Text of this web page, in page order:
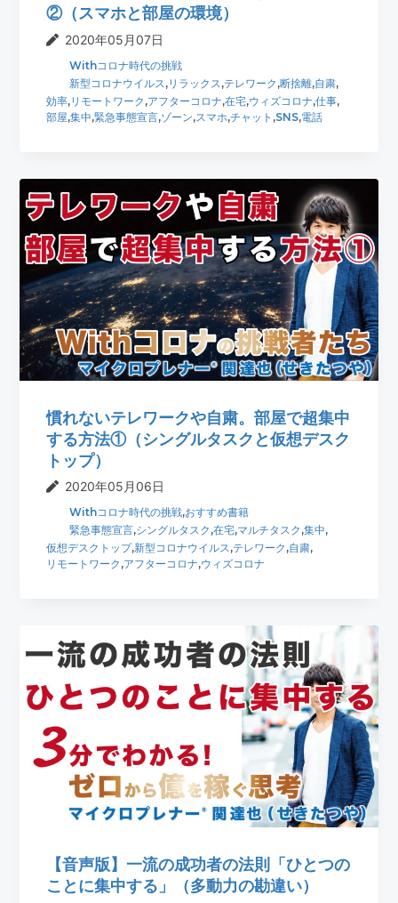
②（スマホと部屋の環境）
2020年05月07日
Withコロナ時代の挑戦
新型コロナウイルス ,リラックス ,テレワーク ,断捨離,自粛,
効率,リモートワーク ,アフターコロナ,在宅,ウィズコロナ,仕事,
部屋,集中,緊急事態宣言,ゾーン,スマホ,チャット ,SNS,電話
慣れないテレワークや自粛。部屋で超集中
する方法①（シングルタスクと仮想デスク
トップ）
2020年05月06日
Withコロナ時代の挑戦,おすすめ書籍
緊急事態宣言,シングルタスク ,在宅,マルチタスク ,集中,
仮想デスクトップ,新型コロナウイルス,テレワーク ,自粛,
リモートワーク ,アフターコロナ,ウィズコロナ
【音声版】一流の成功者の法則「ひとつの
ことに集中する」（多動力の勘違い）